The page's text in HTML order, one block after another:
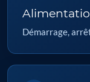
Démarrage,